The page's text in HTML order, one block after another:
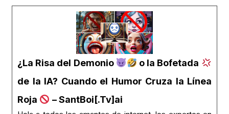
¿La Risa del Demonio
o la Bofetada
de la IA? Cuando el Humor Cruza la Línea
Roja
– SantBoi[.Tv]ai